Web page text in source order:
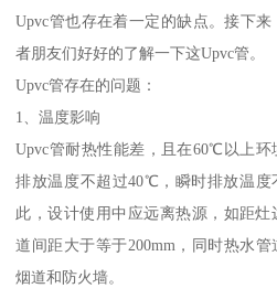
Upvc管也存在着一定的缺点。接下
者朋友们好好的了解一下这Upvc管。
Upvc管存在的问题：
1、温度影响
Upvc管耐热性能差，且在60℃以上
排放温度不超过40℃，瞬时排放温
此，设计使用中应远离热源，如距灶
道间距大于等于200mm，同时热水
烟道和防火墙。